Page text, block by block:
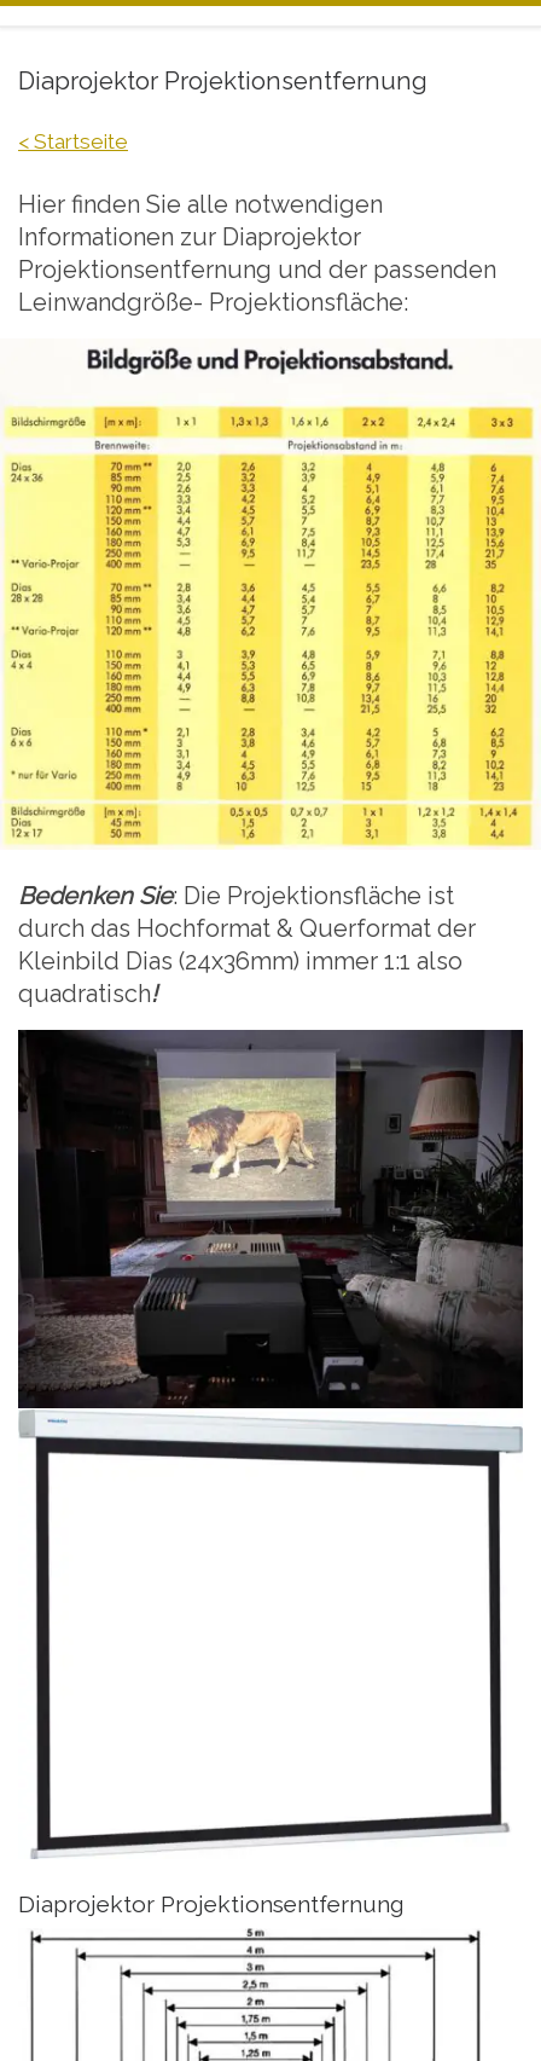
Diaprojektor Projektionsentfernung
< Startseite
Hier finden Sie alle notwendigen
Informationen zur Diaprojektor
Projektionsentfernung und der passenden
Leinwandgröße- Projektionsfläche:
Bedenken Sie: Die Projektionsfläche ist
durch das Hochformat & Querformat der
Kleinbild Dias (24x36mm) immer 1:1 also
quadratisch!
Diaprojektor Projektionsentfernung